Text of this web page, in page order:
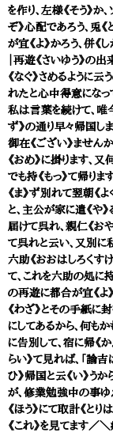
を作り、左様《そう》か
ぞ》心配であろう、兎《
が宜《よ》かろう、併
｜再遊《さいゆう》の
《なぐ》さめるように云
れたと心中得意になっ
私は言葉を続けて、唯
ず》の通り早々帰国し
御在《ござい》ません
《おめ》に掛ります、
でも持《もっ》て帰りま
《ま》ず別れて翌朝《よ
と、主公が家に遣《や
届けて呉れ、親仁《お
て呉れと云い、又別に
六助《おおはしろくす
て、これを六助の処に
の再遊に都合が宜《よ
《わざ》とその手紙に
にしてあるから、何も
に告別して、宿に帰《
らい》て見れば、「諭
ひ》帰国と云《い》う
が、修業勉強中の事
《ほう》にて取計《と
《これ》を見てます／＼